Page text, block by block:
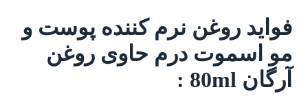
فواید روغن نرم کننده پوست و
مو اسموت درم حاوی روغن
آرگان 80ml :